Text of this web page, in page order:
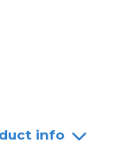
info